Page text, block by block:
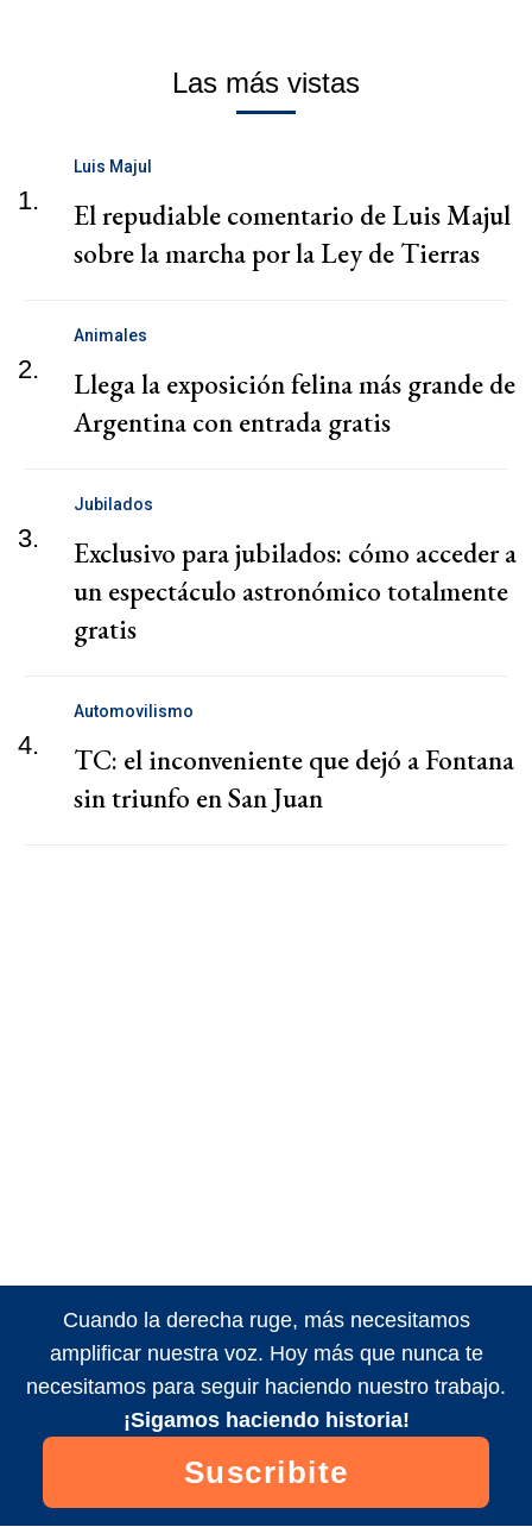
Las más vistas
1.
Luis Majul
El repudiable comentario de Luis Majul
sobre la marcha por la Ley de Tierras
2.
Animales
Llega la exposición felina más grande de
Argentina con entrada gratis
3.
Jubilados
Exclusivo para jubilados: cómo acceder a
un espectáculo astronómico totalmente
gratis
4.
Automovilismo
TC: el inconveniente que dejó a Fontana
sin triunfo en San Juan
Cuando la derecha ruge, más necesitamos
amplificar nuestra voz. Hoy más que nunca te
necesitamos para seguir haciendo nuestro trabajo.
¡Sigamos haciendo historia!
Suscribite